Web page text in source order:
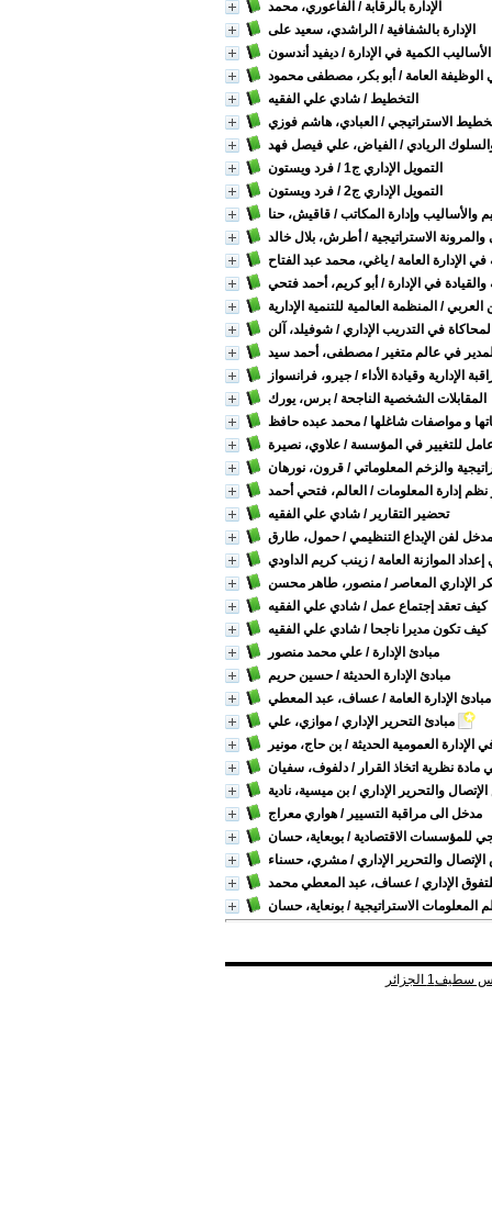
الإدارة بالرقابة / الفاعوري، محمد
الإدارة بالشفافية / الراشدي، سعيد على
الأساليب الكمية في الإدارة/ ديفيد أندسون
الوظيفة العامة / أبو بكر، مصطفى محمود
التخطيط/ شادي علي الفقيه
الاستراتيجي/ العبادي، هاشم فوزي
الريادي/ الفياض، علي فيصل فهد
التمويل الإداري ج1
/ فرد ويستون
التمويل الإداري ج2
/ فرد ويستون
والأساليب وإدارة المكاتب/ قاقيش، حنا
والمرونة الاستراتيجية / أطرش، بلال خالد
في الإدارة العامة / ياغي، محمد عبد الفتاح
في الإدارة/ أبو كريم، أحمد فتحي
العربي/ المنظمة العالمية للتنمية الإدارية
في التدريب الإداري/ شوفيلد، آلن
في عالم متغير / مصطفى، أحمد سيد
الإدارية وقيادة الأداء / جيرو، فرانسواز
المقابلات الشخصية الناجحة / برس، يورك
و مواصفات شاغلها / محمد عبده حافظ
عامل للتغيير في المؤسسة / علاوي، نصيرة
والزخم المعلوماتي/ قرون، نورهان
إدارة المعلومات/ العالم، فتحي أحمد
تحضير التقارير / شادي علي الفقيه
لفن الإبداع التنظيمي/ حمول، طارق
الموازنة العامة / زينب كريم الداودي
الإداري المعاصر / منصور، طاهر محسن
كيف تعقد إجتماع عمل/ شادي علي الفقيه
كيف تكون مديرا ناجحا / شادي علي الفقيه
مبادئ الإدارة/ علي محمد منصور
مبادئ الإدارة الحديثة / حسين حريم
مبادئ الإدارة العامة / عساف، عبد المعطي
مبادئ التحرير الإداري/ موازي، علي
العمومية الحديثة / بن حاج، مونير
نظرية اتخاذ القرار / دلفوف، سفيان
والتحرير الإداري/ بن ميسية، نادية
مدخل الى مراقبة التسيير / هواري معراج
للمؤسسات الاقتصادية / بوبعاية، حسان
والتحرير الإداري/ مشري، حسناء
/ عساف، عبد المعطي محمد
المعلومات الاستراتيجية / بونعاية، حسان